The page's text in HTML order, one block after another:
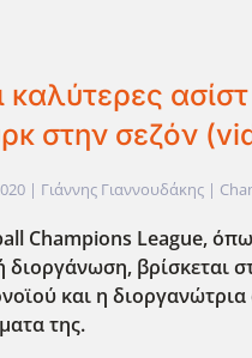
καλύτερες
στην σεζόν
| Γιάννης Γιαννουδάκης |
Champions League,
διοργάνωση, βρίσκεται
και η διοργανώτρια
της.